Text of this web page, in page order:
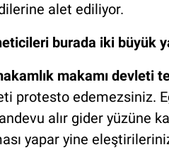
alet ediliyor.
burada iki büyük
makamı devleti
protesto edemezsiniz.
alır gider yüzüne
yapar yine